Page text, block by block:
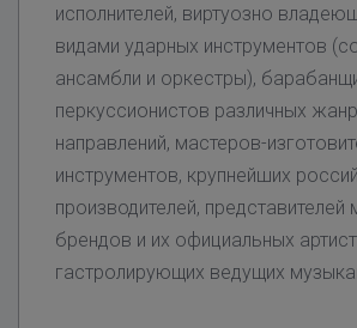
исполнителей, виртуозно
видами ударных инструментов
ансамбли и оркестры),
перкуссионистов различных
направлений, мастеров-
инструментов, крупнейших
производителей, представителей
брендов и их официальных
гастролирующих ведущих